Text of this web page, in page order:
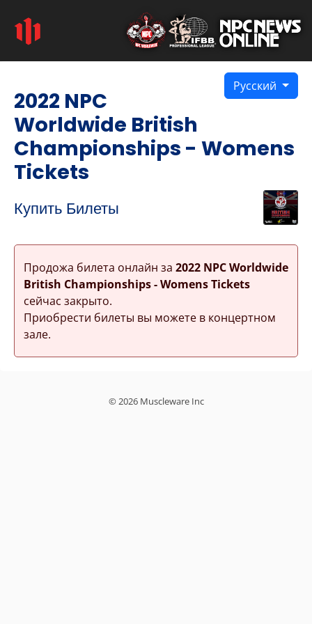
Русский
2022 NPC
Worldwide British
Championships - Womens
Tickets
Купить Билеты
Продожа билета онлайн за 2022 NPC Worldwide
British Championships - Womens Tickets
сейчас закрыто.
Приобрести билеты вы можете в концертном
зале.
© 2026 Muscleware Inc